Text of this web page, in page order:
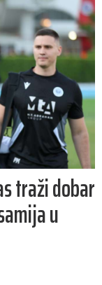
traži dobar
u